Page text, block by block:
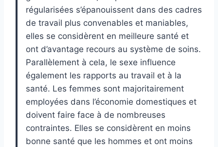
régularisées s’épanouissent dans des cadres
de travail plus convenables et maniables,
elles se considèrent en meilleure santé et
ont d’avantage recours au système de soins.
Parallèlement à cela, le sexe influence
également les rapports au travail et à la
santé. Les femmes sont majoritairement
employées dans l’économie domestiques et
doivent faire face à de nombreuses
contraintes. Elles se considèrent en moins
bonne santé que les hommes et ont moins